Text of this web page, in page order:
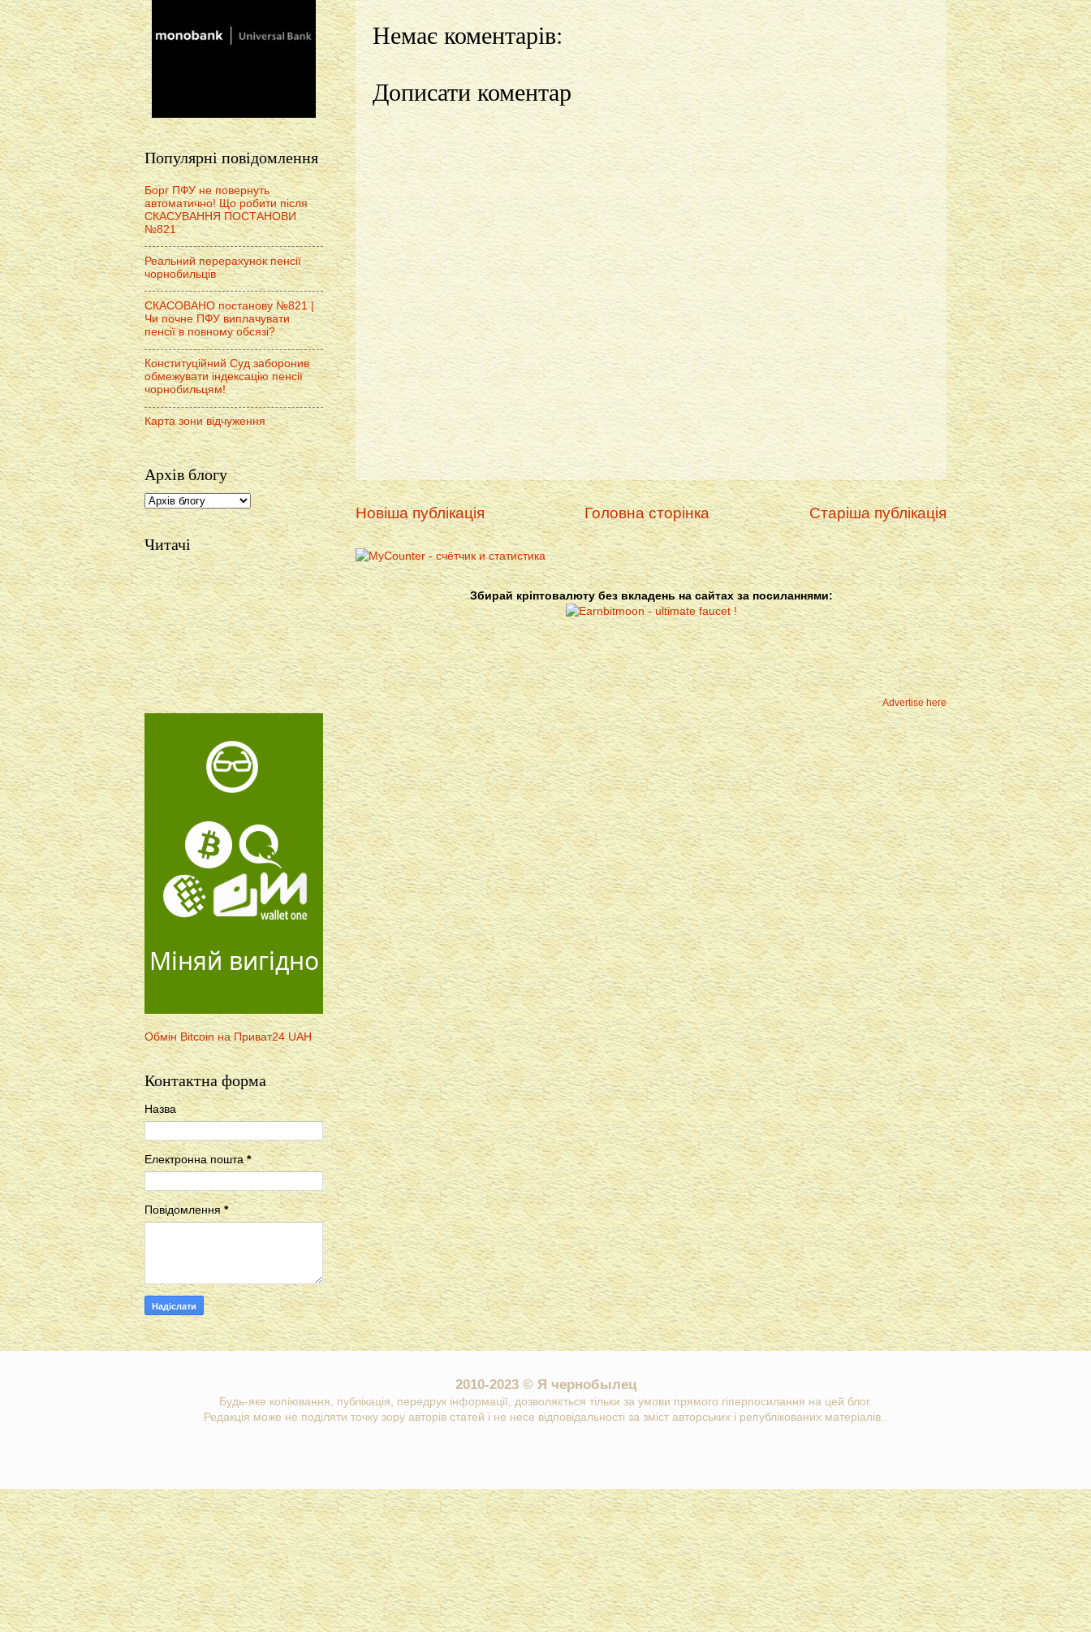
Немає коментарів:
Дописати коментар
Новіша публікація Старіша публікація
Головна сторінка
Збирай кріптовалюту без вкладень на сайтах за посиланнями:
Advertise here
Популярні повідомлення
Борг ПФУ не повернуть
автоматично! Що робити після
СКАСУВАННЯ ПОСТАНОВИ
№821
Реальний перерахунок пенсії
чорнобильців
СКАСОВАНО постанову №821 |
Чи почне ПФУ виплачувати
пенсії в повному обсязі?
Конституційний Суд заборонив
обмежувати індексацію пенсії
чорнобильцям!
Карта зони відчуження
Архів блогу
Читачі
Міняй вигідно
Обмін Bitcoin на Приват24 UAH
Контактна форма
Назва
Електронна пошта*
Повідомлення *
2010-2023 © Я чернобылец
Будь-яке копіювання, публікація, передрук інформації, дозволяється тільки за умови прямого гіперпосилання на цей блог.
Редакція може не поділяти точку зору авторів статей і не несе відповідальності за зміст авторських і републікованих матеріалів..